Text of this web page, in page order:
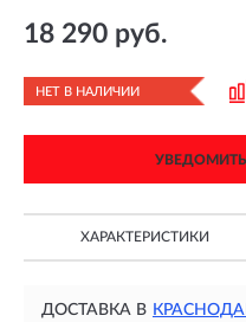
18 290 руб.
НЕТ В НАЛИЧИИ
ХАРАКТЕРИСТИКИ
ДОСТАВКА В